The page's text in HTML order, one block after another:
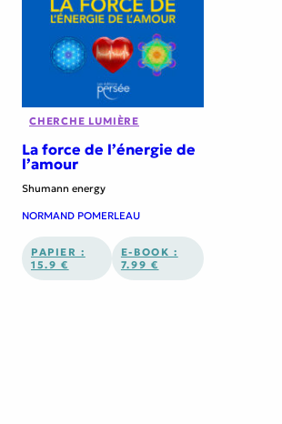
CHERCHE LUMIÈRE
La force de l’énergie de
l’amour
Shumann energy
NORMAND POMERLEAU
PAPIER :
15.9 €
E-BOOK :
7.99 €